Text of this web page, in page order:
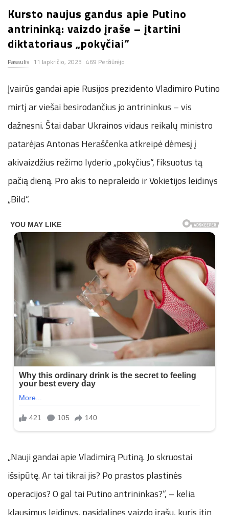
n
.
n
e
t
Kursto naujus gandus apie Putino
antrininką: vaizdo įraše – įtartini
diktatoriaus „pokyčiai“
Pasaulis 11 lapkričio, 2023 469 Peržiūrėjo
Įvairūs gandai apie Rusijos prezidento Vladimiro Putino
mirtį ar viešai besirodančius jo antrininkus – vis
dažnesni. Štai dabar Ukrainos vidaus reikalų ministro
patarėjas Antonas Heraščenka atkreipė dėmesį į
akivaizdžius režimo lyderio „pokyčius“, fiksuotus tą
pačią dieną. Pro akis to nepraleido ir Vokietijos leidinys
„Bild“.
„Nauji gandai apie Vladimirą Putiną. Jo skruostai
išsipūtę. Ar tai tikrai jis? Po prastos plastinės
operacijos? O gal tai Putino antrininkas?“, – kelia